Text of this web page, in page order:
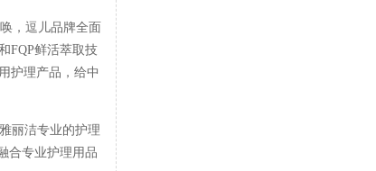
，逗儿品牌全面
FQP鲜活萃取技
护理产品，给中
丽洁专业的护理
合专业护理用品